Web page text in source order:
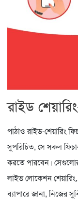
রাইড
পাঠাও রাইড-শেয়ারিং
সুপরিচিত, সে সকল
করতে পারবেন।
লাইভ লোকেশন
ব্যাপারে জানা, নিজের